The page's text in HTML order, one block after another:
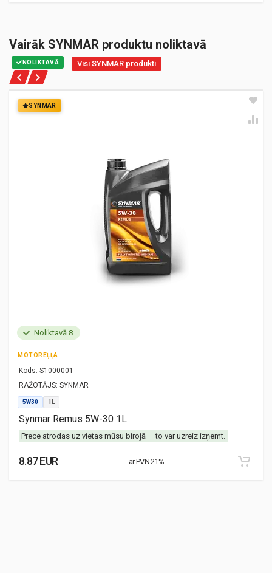
Vairāk SYNMAR produktu noliktavā
NOLIKTAVĀ Visi SYNMAR produkti
SYNMAR
Noliktavā 8
MOTOREĻĻA
Kods: S1000001
RAŽOTĀJS: SYNMAR
5W30 1L
Synmar Remus 5W-30 1L
Prece atrodas uz vietas mūsu birojā — to var uzreiz izņemt.
8.87 EUR ar PVN 21%